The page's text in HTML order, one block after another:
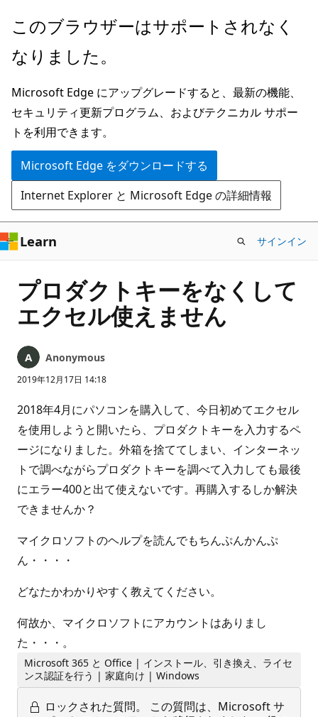
メ
ン
ン
テ
ン
ツ
に
ス
キ
ッ
プ
このブラウザーはサポートされなく
なりました。
Microsoft Edge にアップグレードすると、最新の機能、
セキュリティ更新プログラム、およびテクニカル サポー
トを利用できます。
Microsoft Edge をダウンロードする
Internet Explorer と Microsoft Edge の詳細情報
Learn サインイン
プロダクトキーをなくして
エクセル使えません
Anonymous
2019年12月17日 14:18
2018年4月にパソコンを購入して、今日初めてエクセル
を使用しようと開いたら、プロダクトキーを入力するペ
ージになりました。外箱を捨ててしまい、インターネッ
トで調べながらプロダクトキーを調べて入力しても最後
にエラー400と出て使えないです。再購入するしか解決
できませんか？
マイクロソフトのヘルプを読んでもちんぷんかんぷ
ん・・・・
どなたかわかりやすく教えてください。
何故か、マイクロソフトにアカウントはありまし
た・・・。
Microsoft 365 と Office | インストール、引き換え、ライセ
ンス認証を行う | 家庭向け | Windows
ロックされた質問。
この質問は、Microsoft サ